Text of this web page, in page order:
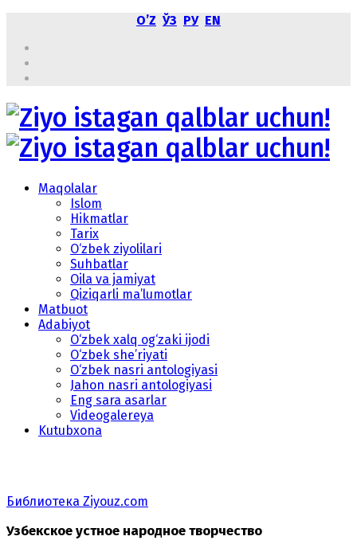
OʼZ ЎЗ РУ EN
Maqolalar
Islom
Hikmatlar
Tarix
O‘zbek ziyolilari
Suhbatlar
Oila va jamiyat
Qiziqarli ma’lumotlar
Matbuot
Adabiyot
O‘zbek xalq og‘zaki ijodi
O‘zbek she’riyati
O‘zbek nasri antologiyasi
Jahon nasri antologiyasi
Eng sara asarlar
Videogalereya
Kutubxona
Библиотека Ziyouz.com
Узбекское устное народное творчество